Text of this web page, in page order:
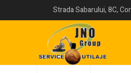
Strada Sabarului, 8C,